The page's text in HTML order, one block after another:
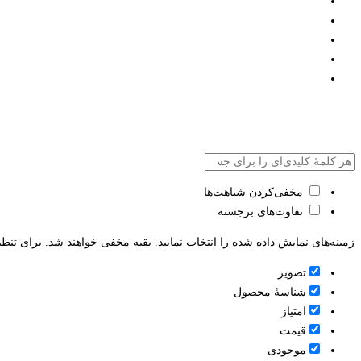
مخفی‌کردن شباهت‌ها
تفاوت‌های برجسته
زمینه‌های نمایش داده شده را انتخاب نمایید. بقیه مخفی خواهند شد. برای
تصویر
شناسۀ محصول
امتیاز
قيمت
موجودی